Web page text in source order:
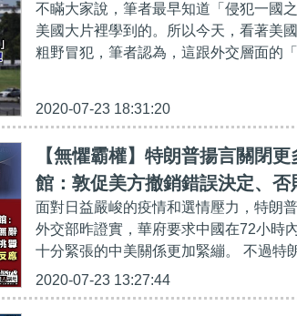
不瞞大家說，筆者最早知道「侵犯一國
美國大片裡學到的。所以今天，看著美
粗野冒犯，筆者認為，這跟外交層面的
2020-07-23 18:31:20
【無懼霸權】特朗普揚言關閉
館：敦促美方撤銷錯誤決定、
面對日益嚴峻的疫情和選情壓力，特朗
外交部昨證實，華府要求中國在72小時
十分緊張的中美關係更加緊繃。 不過特
2020-07-23 13:27:44